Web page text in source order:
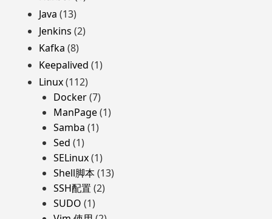
Java (13)
Jenkins (2)
Kafka (8)
Keepalived (1)
Linux(112)
Docker(7)
ManPage(1)
Samba (1)
Sed (1)
SELinux(1)
Shell脚本(13)
SSH配置(2)
SUDO (1)